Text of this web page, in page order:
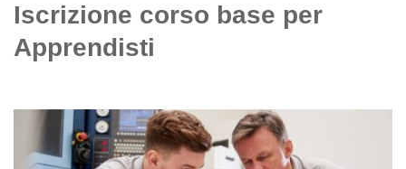
Iscrizione corso base per
Apprendisti